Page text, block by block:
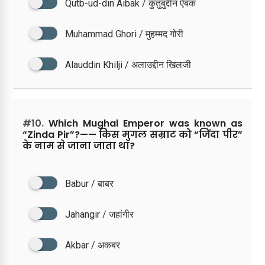
Qutb-ud-din Aibak / कुतुबुद्दीन ऐबक
Muhammad Ghori / मुहम्मद गोरी
Alauddin Khilji / अलाउद्दीन खिलजी
#10. Which Mughal Emperor was known as
“Zinda Pir”?—— किस मुगल सम्राट को “जिंदा पीर”
के नाम से जाना जाता था?
Babur / बाबर
Jahangir / जहांगीर
Akbar / अकबर